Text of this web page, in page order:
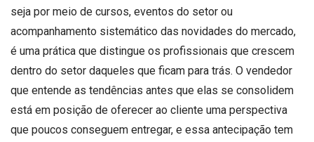
seja por meio de cursos, eventos do setor ou
acompanhamento sistemático das novidades do mercado,
é uma prática que distingue os profissionais que crescem
dentro do setor daqueles que ficam para trás. O vendedor
que entende as tendências antes que elas se consolidem
está em posição de oferecer ao cliente uma perspectiva
que poucos conseguem entregar, e essa antecipação tem